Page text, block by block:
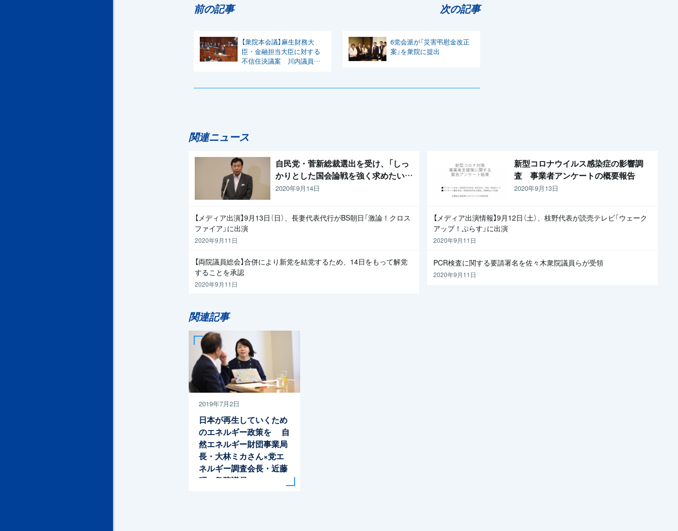
前の記事
【衆院本会議】麻生財務大
臣・金融担当大臣に対する
不信任決議案 川内議員は
次の記事
6党会派が「災害弔慰金改正
案」を衆院に提出
関連ニュース
自民党・菅新総裁選出を受け、「しっ
かりとした国会論戦を強く求めたい」
と枝野代表
2020年9月14日
【メディア出演】9月13日（日）、長妻代表代行がBS朝日「激論！クロス
ファイア」に出演
2020年9月11日
【両院議員総会】合併により新党を結党するため、14日をもって解党
することを承認
2020年9月11日
新型コロナウイルス感染症の影響調
査 事業者アンケートの概要報告
2020年9月13日
【メディア出演情報】9月12日（土）、枝野代表が読売テレビ「ウェーク
アップ！ぷらす」に出演
2020年9月11日
PCR検査に関する要請署名を佐々木衆院議員らが受領
2020年9月11日
関連記事
2019年7月2日
日本が再生していくため
のエネルギー政策を 自
然エネルギー財団事業局
長・大林ミカさん×党エ
ネルギー調査会長・近藤
昭一衆院議員